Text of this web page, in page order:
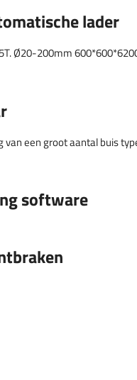
lader
Ø20-200mm
van een groot aantal buis
software